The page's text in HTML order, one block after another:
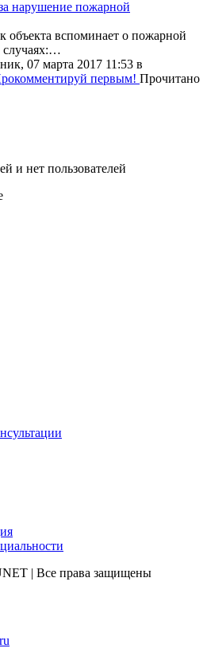
объекта вспоминает о пожарной
случаях:…
07 марта 2017 11:53 в
первым! Прочитано
и нет пользователей
| Все права защищены